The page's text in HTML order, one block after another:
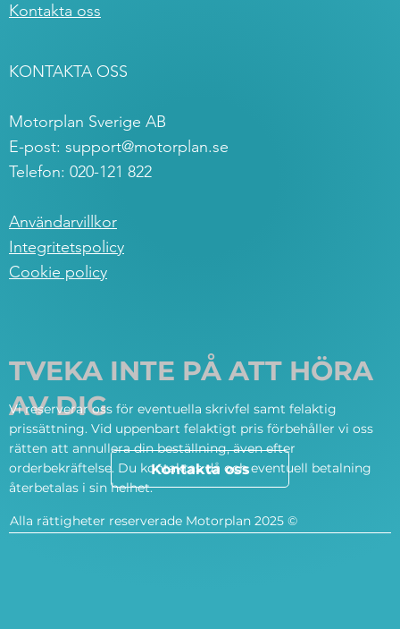
Kontakta oss
KONTAKTA OSS
Motorplan Sverige AB
E-post: support@motorplan.se
Telefon: 020-121 822
Användarvillkor
Integritetspolicy
Cookie policy
TVEKA INTE PÅ ATT HÖRA
AV DIG
Kontakta oss
Vi reserverar oss för eventuella skrivfel samt felaktig
prissättning. Vid uppenbart felaktigt pris förbehåller vi oss
rätten att annullera din beställning, även efter
orderbekräftelse. Du kontaktas då och eventuell betalning
återbetalas i sin helhet.
Alla rättigheter reserverade Motorplan 2025 ©